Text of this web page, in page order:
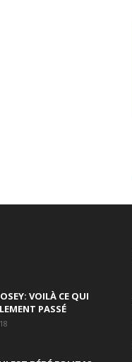
VOILÀ CE QUI
PASSÉ